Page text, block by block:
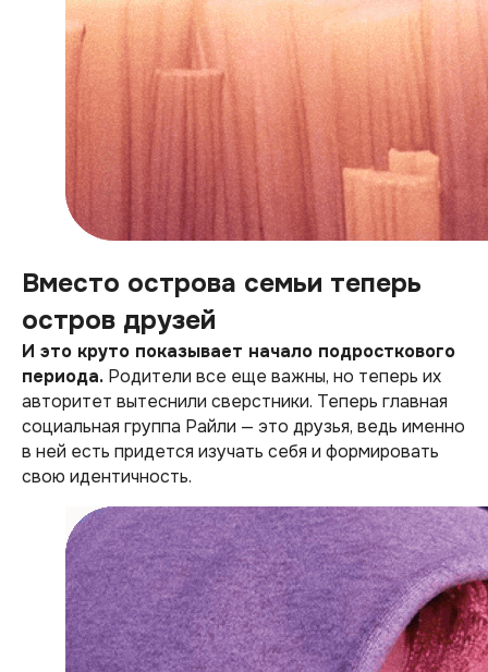
Вместо острова семьи теперь
остров друзей
И это круто показывает начало подросткового
периода. Родители все еще важны, но теперь их
авторитет вытеснили сверстники. Теперь главная
социальная группа Райли — это друзья, ведь именно
в ней есть придется изучать себя и формировать
свою идентичность.